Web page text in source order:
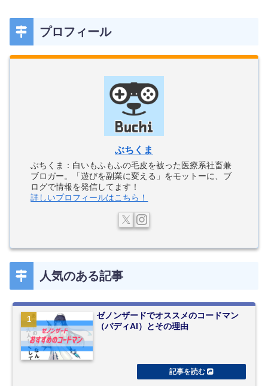
プロフィール
ぶちくま
ぶちくま：白いもふもふの毛皮を被った医療系社畜兼
ブロガー。「遊びを副業に変える」をモットーに、ブ
ログで情報を発信してます！
詳しいプロフィールはこちら！
人気のある記事
ゼノンザードでオススメのコードマン
（バディAI）とその理由